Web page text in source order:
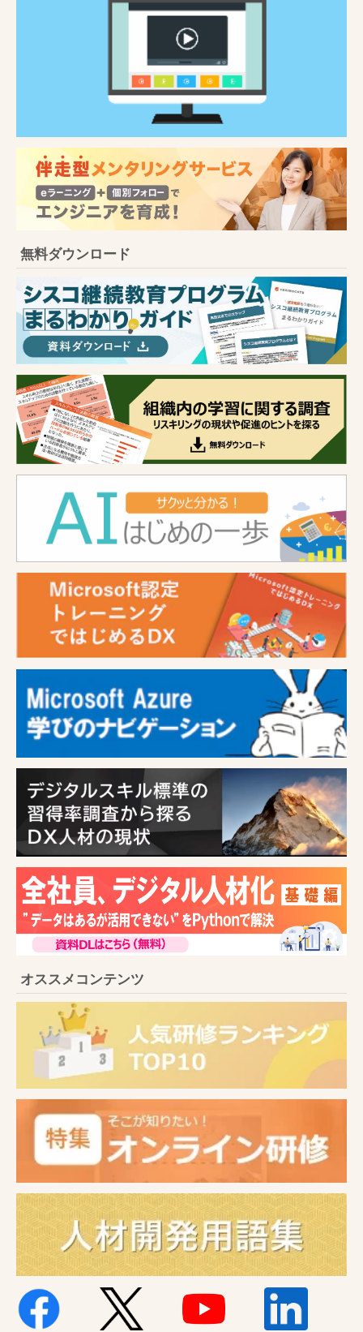
無料ダウンロード
オススメコンテンツ